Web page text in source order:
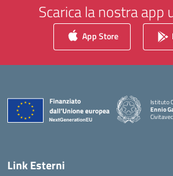
Scarica la nostra app
App Store
Istituto
Ennio
Link Esterni